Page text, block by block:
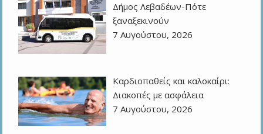
Δήμος Λεβαδέων-Πότε
ξαναξεκινούν
7 Αυγούστου, 2026
Καρδιοπαθείς και καλοκαίρι:
Διακοπές με ασφάλεια
7 Αυγούστου, 2026